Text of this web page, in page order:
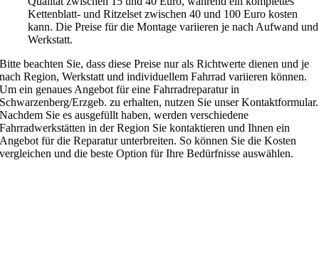
Kettenblatt- und Ritzelset zwischen 40 und 100 Euro kosten
kann. Die Preise für die Montage variieren je nach Aufwand und
Werkstatt.
Bitte beachten Sie, dass diese Preise nur als Richtwerte dienen und je
nach Region, Werkstatt und individuellem Fahrrad variieren können.
Um ein genaues Angebot für eine Fahrradreparatur in
Schwarzenberg/Erzgeb. zu erhalten, nutzen Sie unser Kontaktformular.
Nachdem Sie es ausgefüllt haben, werden verschiedene
Fahrradwerkstätten in der Region Sie kontaktieren und Ihnen ein
Angebot für die Reparatur unterbreiten. So können Sie die Kosten
vergleichen und die beste Option für Ihre Bedürfnisse auswählen.